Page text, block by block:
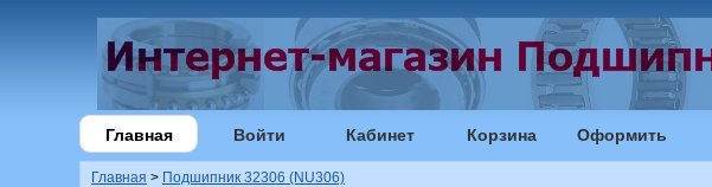
Главная Войти Кабинет Корзина Оформить
Главная > Подшипник 32306 (NU306)